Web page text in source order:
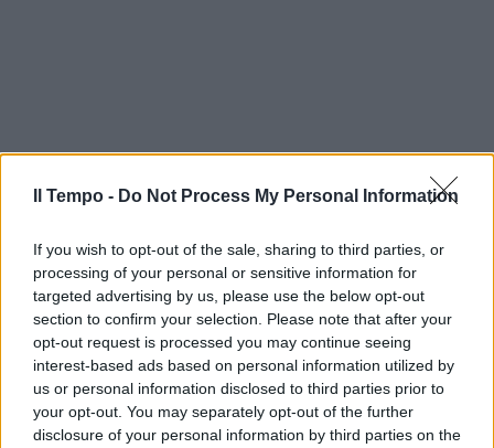
Il Tempo - Do Not Process My Personal Information
If you wish to opt-out of the sale, sharing to third parties, or
processing of your personal or sensitive information for
targeted advertising by us, please use the below opt-out
section to confirm your selection. Please note that after your
opt-out request is processed you may continue seeing
interest-based ads based on personal information utilized by
us or personal information disclosed to third parties prior to
your opt-out. You may separately opt-out of the further
disclosure of your personal information by third parties on the